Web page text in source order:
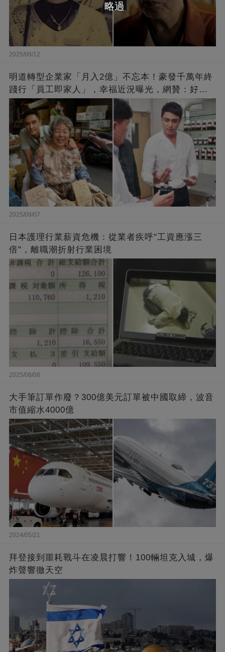
2025/09/12
明道轉型企業家「月入2億」不忘本！豪發千萬年終
踐行「員工即家人」，幸福近況曝光，網贊：好老
闆的福報
2025/09/07
日本護理行業薪資危機：從業者疾呼"工資應漲三
倍"，離職潮折射行業困境
2025/08/08
大手筆訂單作廢？300億美元訂單被中國取締，波音
市值縮水4000億
2024/05/21
拜登接到噩耗戰斗在凌晨打響！100輛坦克入城，爆
炸聲響徹天空
略過